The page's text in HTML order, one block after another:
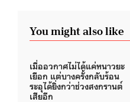
You might also like
เมื่ออวกาศไม่ได้แค่หนาวยะ
เยือก แต่บางครั้งกลับร้อน
ระอุได้ยิ่งกว่าช่วงสงกรานต์
เสียอีก